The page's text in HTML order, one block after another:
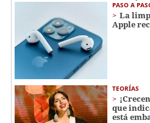
PASO A
La
Apple
TEORÍAS
que
está